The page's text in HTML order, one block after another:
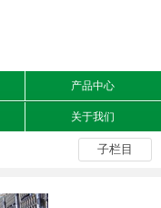
产品中心
关于我们
子栏目